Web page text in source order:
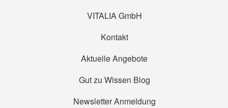
VITALIA GmbH
Kontakt
Aktuelle Angebote
Gut zu Wissen Blog
Newsletter Anmeldung